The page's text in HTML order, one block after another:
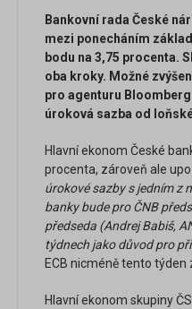
Bankovní rada České
mezi ponecháním
bodu na 3,75 procenta.
oba kroky. Možné
pro agenturu
úroková sazba od
Hlavní ekonom České
procenta, zároveň ale
úrokové sazby s jedním z
banky bude pro ČNB
předseda (Andrej Babiš,
týdnech jako důvod pro
ECB nicméně tento
Hlavní ekonom skupiny